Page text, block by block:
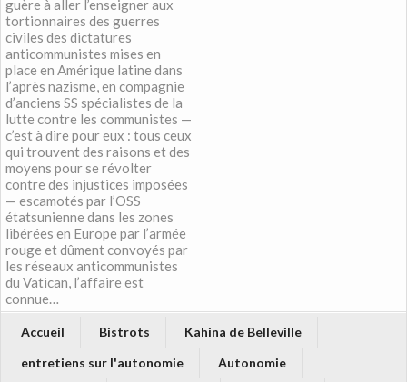
guère à aller l’enseigner aux
tortionnaires des guerres
civiles des dictatures
anticommunistes mises en
place en Amérique latine dans
l’après nazisme, en compagnie
d’anciens SS spécialistes de la
lutte contre les communistes —
c’est à dire pour eux : tous ceux
qui trouvent des raisons et des
moyens pour se révolter
contre des injustices imposées
— escamotés par l’OSS
étatsunienne dans les zones
libérées en Europe par l’armée
rouge et dûment convoyés par
les réseaux anticommunistes
du Vatican, l’affaire est
connue…
Accueil Bistrots
Kahina de Belleville
entretiens sur l'autonomie
Autonomie